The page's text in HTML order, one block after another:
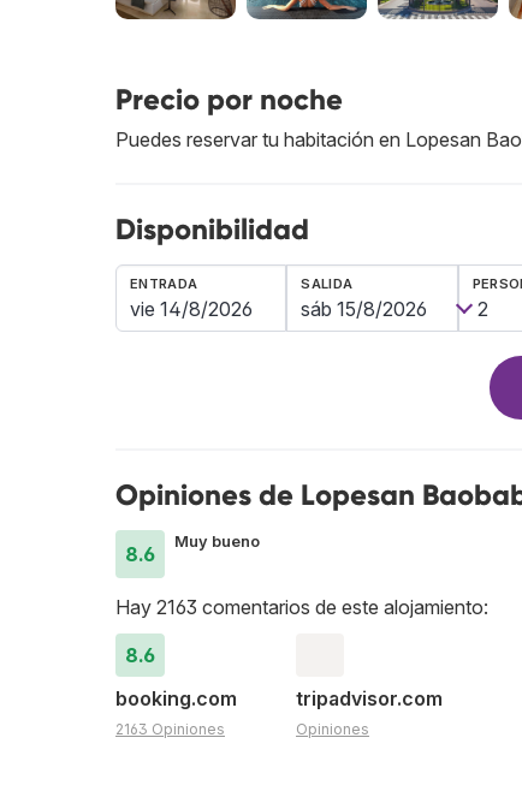
Precio por noche
Puedes reservar tu habitación en Lopesan
Disponibilidad
ENTRADA SALIDA
Opiniones de Lopesan
8.6
Muy bueno
Hay 2163 comentarios de este alojamiento:
8.6
booking.com
2163 Opiniones
tripadvisor.com
Opiniones